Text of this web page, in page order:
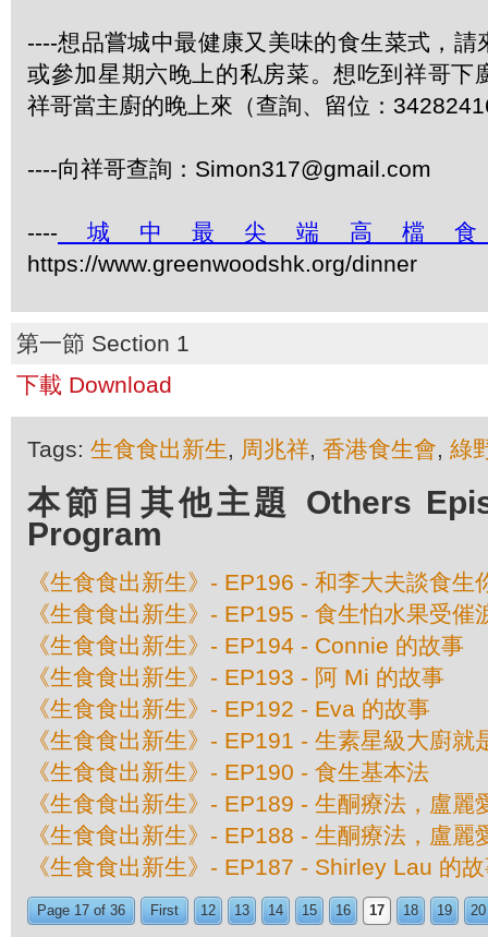
----想品嘗城中最健康又美味的食生菜式，請
或參加星期六晚上的私房菜。想吃到祥哥下
祥哥當主廚的晚上來（查詢、留位：
----向祥哥查詢：Simon317@gmail.com
---- 城中最尖端高檔
https://www.greenwoodshk.org/dinner
第一節 Section 1
下載 Download
Tags: 生食食出新生, 周兆祥, 香港食生會, 綠
本節目其他主題 Others
Program
《生食食出新生》- EP196 - 和李大夫談食生
《生食食出新生》- EP195 - 食生怕水果受催
《生食食出新生》- EP194 - Connie 的故事
《生食食出新生》- EP193 - 阿 Mi 的故事
《生食食出新生》- EP192 - Eva 的故事
《生食食出新生》- EP191 - 生素星級大廚就
《生食食出新生》- EP190 - 食生基本法
《生食食出新生》- EP189 - 生酮療法，盧麗
《生食食出新生》- EP188 - 生酮療法，盧麗
《生食食出新生》- EP187 - Shirley Lau 的
Page 17 of 36 First 12 13 14 15 16 17 18 19 20